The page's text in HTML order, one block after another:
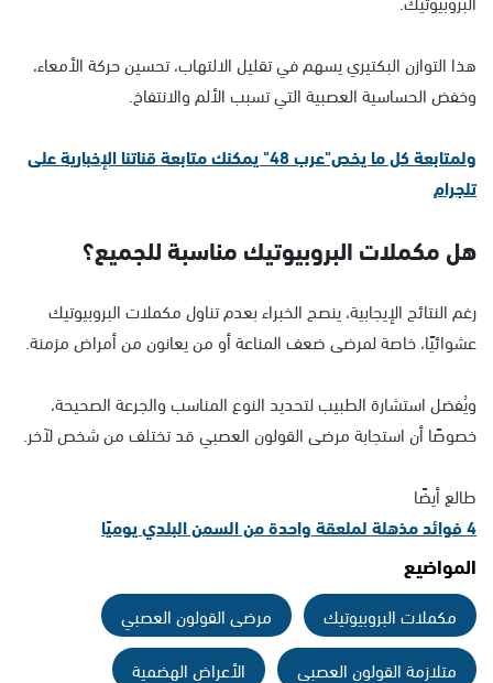
هذا التوازن البكتيري يسهم في تقليل الالتهاب، تحسين حركة الأمعاء،
وخفض الحساسية العصبية التي تسبب الألم والانتفاخ.
ولمتابعة كل ما يخص"عرب 48" يمكنك متابعة قناتنا الإخبارية على
تلجرام
هل مكملات البروبيوتيك مناسبة للجميع؟
رغم النتائج الإيجابية، ينصح الخبراء بعدم تناول مكملات البروبيوتيك
عشوائيًا، خاصة لمرضى ضعف المناعة أو من يعانون من أمراض مزمنة.
ويُفضل استشارة الطبيب لتحديد النوع المناسب والجرعة الصحيحة،
خصوصًا أن استجابة مرضى القولون العصبي قد تختلف من شخص لآخر.
طالع أيضًا
4 فوائد مذهلة لملعقة واحدة من السمن البلدي يوميًا
المواضيع
مكملات البروبيوتيك
مرضى القولون العصبي
متلازمة القولون العصبي
الأعراض الهضمية